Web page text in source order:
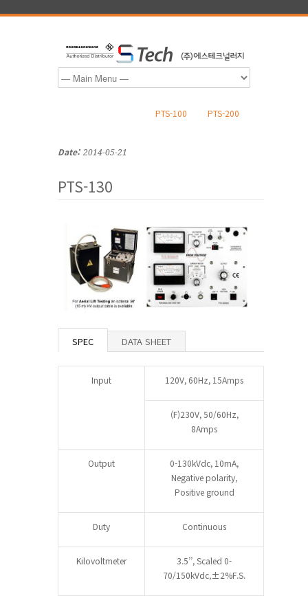
PTS-100 PTS-200
Date: 2014-05-21
PTS-130
SPEC DATA SHEET
Input 120V, 60Hz, 15Amps
(F)230V, 50/60Hz,
8Amps
Output
0-130kVdc, 10mA,
Negative polarity,
Positive ground
Duty Continuous
Kilovoltmeter
3.5’’, Scaled 0-
70/150kVdc,±2%F.S.